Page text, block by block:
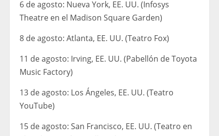
6 de agosto: Nueva York, EE. UU. (Infosys
Theatre en el Madison Square Garden)
8 de agosto: Atlanta, EE. UU. (Teatro Fox)
11 de agosto: Irving, EE. UU. (Pabellón de Toyota
Music Factory)
13 de agosto: Los Ángeles, EE. UU. (Teatro
YouTube)
15 de agosto: San Francisco, EE. UU. (Teatro en